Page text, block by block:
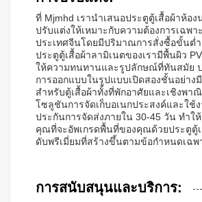
ที่ Mjmhd เรานำเสนอประตูตู้เสื้อผ้าห้อ
ปรับแต่งให้เหมาะกับความต้องการเฉพ
ประเทศจีนโดยมีปริมาณการสั่งซื้อขั้นต่ำ
ประตูตู้เสื้อผ้าลามิเนตของเรามีพื้นผิว
ให้ความทนทานและรูปลักษณ์ที่ทันสมัย
การออกแบบในรูปแบบเปิดสองชั้นอย่าง
สำหรับตู้เสื้อผ้าทั้งที่พักอาศัยและเชิงพา
โซลูชันการจัดเก็บอเนกประสงค์และใช้ง
ประกันการจัดส่งภายใน 30-45 วัน ทำใ
คุณที่จะอัพเกรดพื้นที่ของคุณด้วยประตูตู้
ดับพรีเมี่ยมที่สร้างขึ้นตามข้อกำหนดเฉ
การสนับสนุนและบริการ: